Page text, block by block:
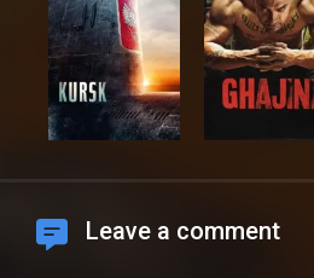
Leave a comment